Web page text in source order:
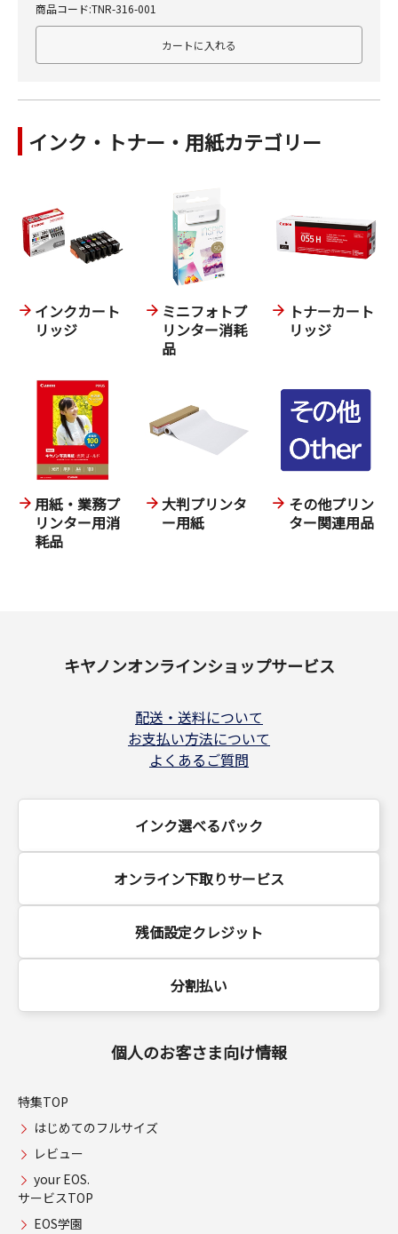
商品コード:TNR-316-001
インク・トナー・用紙カテゴリー
インクカート
リッジ
ミニフォトプ
リンター消耗
品
トナーカート
リッジ
用紙・業務プ
リンター用消
耗品
大判プリンタ
ー用紙
その他プリン
ター関連用品
キヤノンオンラインショップサービス
配送・送料について
お支払い方法について
よくあるご質問
インク選べるパック
オンライン下取りサービス
残価設定クレジット
分割払い
個人のお客さま向け情報
特集TOP
はじめてのフルサイズ
レビュー
your EOS.
サービスTOP
EOS学園